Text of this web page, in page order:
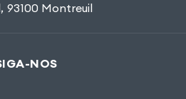
, 93100 Montreuil
NOS